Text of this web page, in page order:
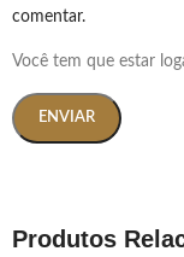
comentar.
Você tem que estar
Produtos